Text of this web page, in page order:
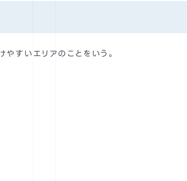
すいエリアのことをいう。